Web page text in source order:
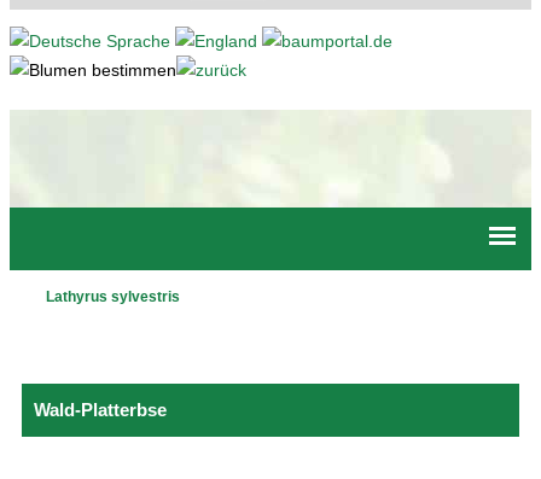
Lathyrus sylvestris
Wald-Platterbse